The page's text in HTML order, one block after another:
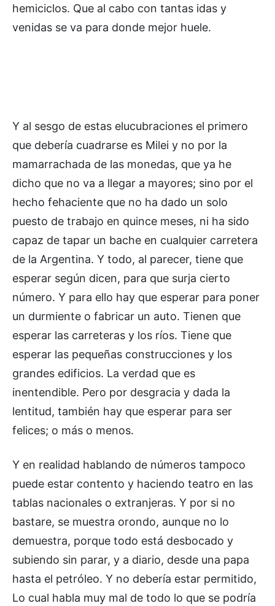
hemiciclos. Que al cabo con tantas idas y
venidas se va para donde mejor huele.
Y al sesgo de estas elucubraciones el primero
que debería cuadrarse es Milei y no por la
mamarrachada de las monedas, que ya he
dicho que no va a llegar a mayores; sino por el
hecho fehaciente que no ha dado un solo
puesto de trabajo en quince meses, ni ha sido
capaz de tapar un bache en cualquier carretera
de la Argentina. Y todo, al parecer, tiene que
esperar según dicen, para que surja cierto
número. Y para ello hay que esperar para poner
un durmiente o fabricar un auto. Tienen que
esperar las carreteras y los ríos. Tiene que
esperar las pequeñas construcciones y los
grandes edificios. La verdad que es
inentendible. Pero por desgracia y dada la
lentitud, también hay que esperar para ser
felices; o más o menos.
Y en realidad hablando de números tampoco
puede estar contento y haciendo teatro en las
tablas nacionales o extranjeras. Y por si no
bastare, se muestra orondo, aunque no lo
demuestra, porque todo está desbocado y
subiendo sin parar, y a diario, desde una papa
hasta el petróleo. Y no debería estar permitido,
Lo cual habla muy mal de todo lo que se podría